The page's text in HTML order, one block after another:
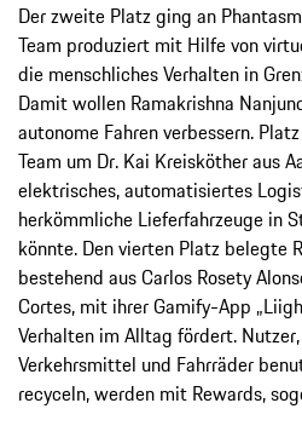
Der zweite Platz ging an
Team produziert mit Hilfe von
die menschliches Verhalten in
Damit wollen Ramakrishna
autonome Fahren verbessern.
Team um Dr. Kai Kreisköther aus
elektrisches, automatisiertes
herkömmliche Lieferfahrzeuge in
könnte. Den vierten Platz belegte
bestehend aus Carlos Rosety
Cortes, mit ihrer Gamify-App
Verhalten im Alltag fördert.
Verkehrsmittel und Fahrräder
recyceln, werden mit Rewards,